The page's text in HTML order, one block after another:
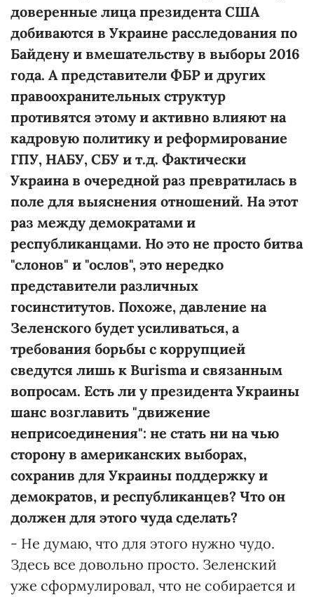
доверенные лица президента США
добиваются в Украине расследования по
Байдену и вмешательству в выборы 2016
года. А представители ФБР и других
правоохранительных структур
противятся этому и активно влияют на
кадровую политику и реформирование
ГПУ, НАБУ, СБУ и т.д. Фактически
Украина в очередной раз превратилась в
поле для выяснения отношений. На этот
раз между демократами и
республиканцами. Но это не просто битва
"слонов" и "ослов", это нередко
представители различных
госинститутов. Похоже, давление на
Зеленского будет усиливаться, а
требования борьбы с коррупцией
сведутся лишь к Burisma и связанным
вопросам. Есть ли у президента Украины
шанс возглавить "движение
неприсоединения": не стать ни на чью
сторону в американских выборах,
сохранив для Украины поддержку и
демократов, и республиканцев? Что он
должен для этого чуда сделать?
- Не думаю, что для этого нужно чудо.
Здесь все довольно просто. Зеленский
уже сформулировал, что не собирается и